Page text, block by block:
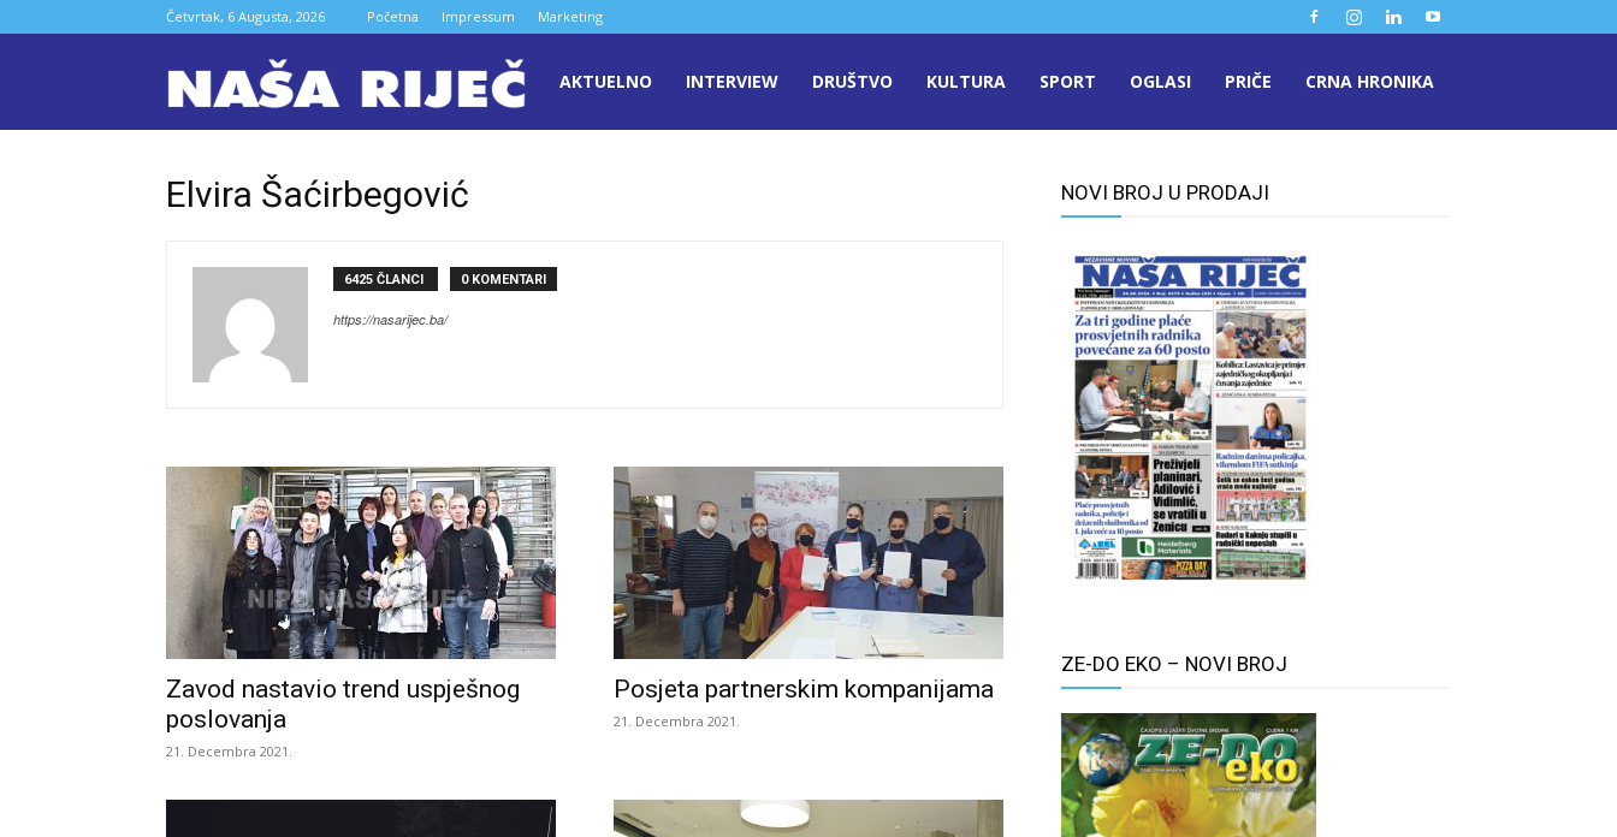
Četvrtak, 6 Augusta, 2026 Početna Impressum Marketing
Naša
Zenica
AKTUELNO INTERVIEW DRUŠTVO KULTURA SPORT OGLASI PRIČE CRNA HRONIKA
Elvira Šaćirbegović
6425 ČLANCI 0 KOMENTARI
https://nasarijec.ba/
Zavod nastavio trend uspješnog
poslovanja
21. Decembra 2021.
Posjeta partnerskim kompanijama
21. Decembra 2021.
NOVI BROJ U PRODAJI
ZE-DO EKO – NOVI BROJ